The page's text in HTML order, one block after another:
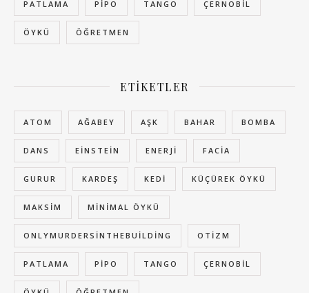
PATLAMA PIPO TANGO ÇERNOBIL
ÖYKÜ ÖĞRETMEN
ETIKETLER
ATOM AĞABEY AŞK BAHAR BOMBA
DANS EINSTEIN ENERJI FACIA
GURUR KARDEŞ KEDI KÜÇÜREK ÖYKÜ
MAKSIM MINIMAL ÖYKÜ
ONLYMURDERSINTHEBUILDING OTIZM
PATLAMA PIPO TANGO ÇERNOBIL